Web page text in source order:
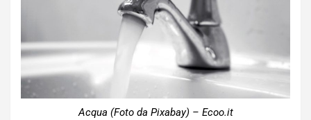
Acqua (Foto da Pixabay) – Ecoo.it